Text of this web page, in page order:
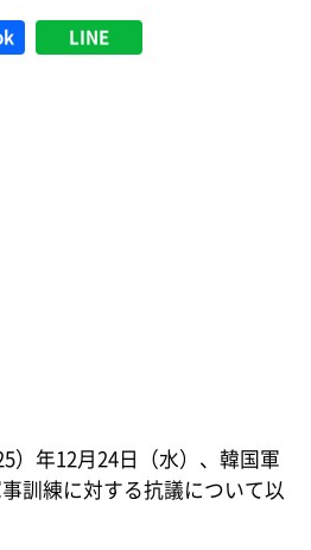
LINE
）年12月24日（水）、韓国軍
訓練に対する抗議について以